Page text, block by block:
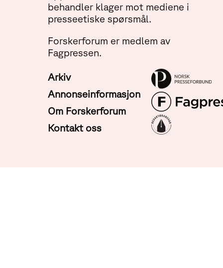
behandler klager mot mediene i
presseetiske spørsmål.
Forskerforum er medlem av
Fagpressen.
Arkiv
Annonseinformasjon
Om Forskerforum
Kontakt oss